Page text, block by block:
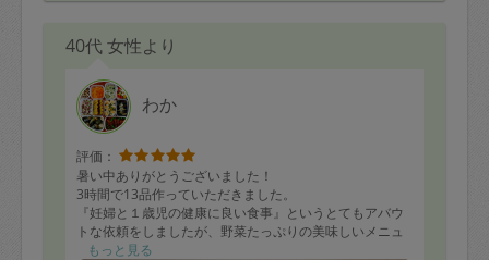
40代 女性より
わか
評価：
暑い中ありがとうございました！
3時間で13品作っていただきました。
『妊婦と１歳児の健康に良い食事』というとてもアバウ
トな依頼をしましたが、野菜たっぷりの美味しいメニュ
ーを考えてくれました！！
もっと見る